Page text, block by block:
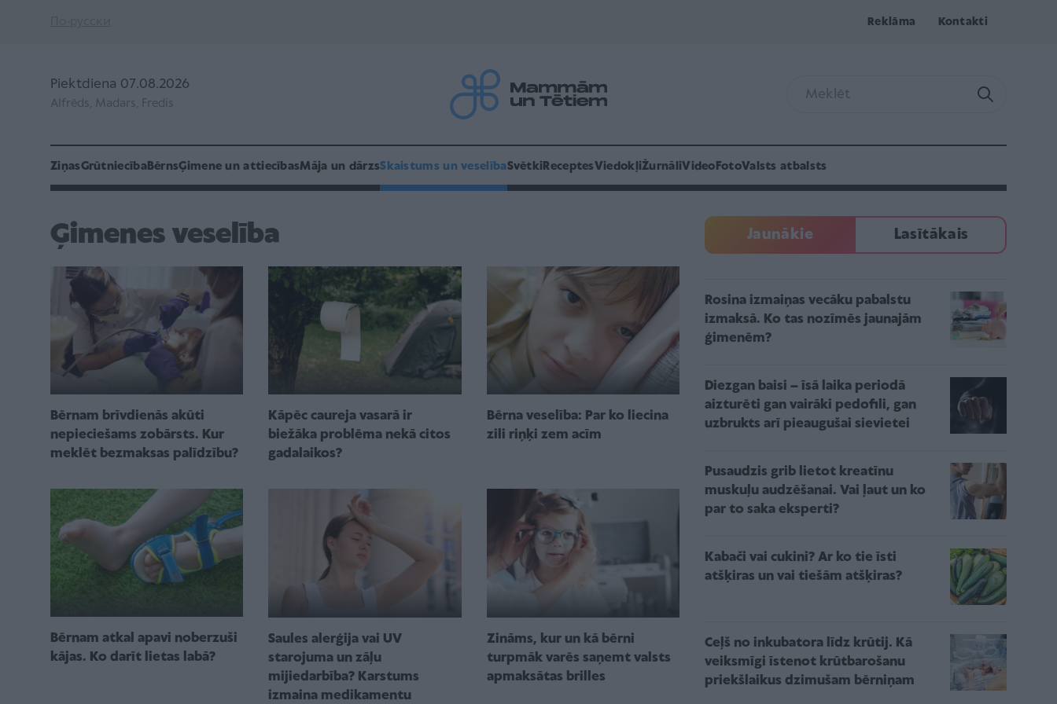
Reklāma Kontakti
Piektdiena 07.08.2026
Alfrēds, Madars, Fredis
ZiņasGrūtniecībaBērnsĢimene un attiecībasMāja un dārzsSkaistums un veselībaSvētki ReceptesViedokļiŽurnāliVideo FotoValsts atbalsts
Ģimenes veselība
Bērnam brīvdienās akūti
nepieciešams zobārsts. Kur
meklēt bezmaksas palīdzību?
Kāpēc caureja vasarā ir
biežāka problēma nekā citos
gadalaikos?
Bērna veselība: Par ko liecina
zili riņķi zem acīm
Bērnam atkal apavi noberzuši
kājas. Ko darīt lietas labā?
Saules alerģija vai UV
starojuma un zāļu
mijiedarbība? Karstums
izmaina medikamentu
Zināms, kur un kā bērni
turpmāk varēs saņemt valsts
apmaksātas brilles
Jaunākie Lasītākais
Rosina izmaiņas vecāku pabalstu
izmaksā. Ko tas nozīmēs jaunajām
ģimenēm?
Diezgan baisi – īsā laika periodā
aizturēti gan vairāki pedofili, gan
uzbrukts arī pieaugušai sievietei
Pusaudzis grib lietot kreatīnu
muskuļu audzēšanai. Vai ļaut un ko
par to saka eksperti?
Kabači vai cukini? Ar ko tie īsti
atšķiras un vai tiešām atšķiras?
Ceļš no inkubatora līdz krūtij. Kā
veiksmīgi īstenot krūtbarošanu
priekšlaikus dzimušam bērniņam